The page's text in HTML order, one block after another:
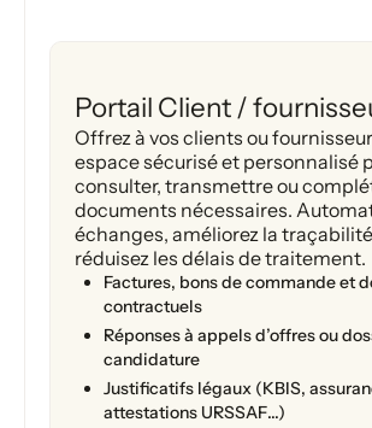
Portail Client /
Offrez à vos clients ou
espace sécurisé et personnalisé
consulter, transmettre ou
documents nécessaires.
échanges, améliorez la
réduisez les délais de traitement.
Factures, bons de commande et
contractuels
Réponses à appels d’offres ou
candidature
Justificatifs légaux (KBIS,
attestations URSSAF…)